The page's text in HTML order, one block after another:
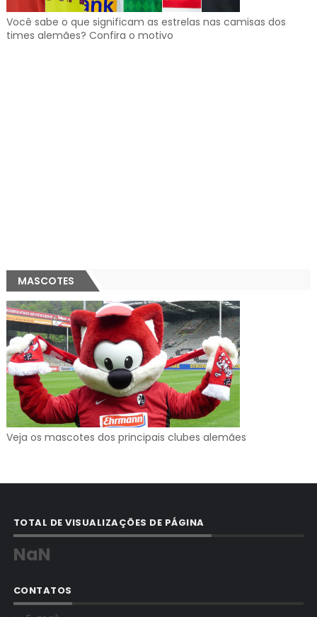
Você sabe o que significam as estrelas nas camisas dos
times alemães? Confira o motivo
MASCOTES
Veja os mascotes dos principais clubes alemães
TOTAL DE VISUALIZAÇÕES DE PÁGINA
NaN
CONTATOS